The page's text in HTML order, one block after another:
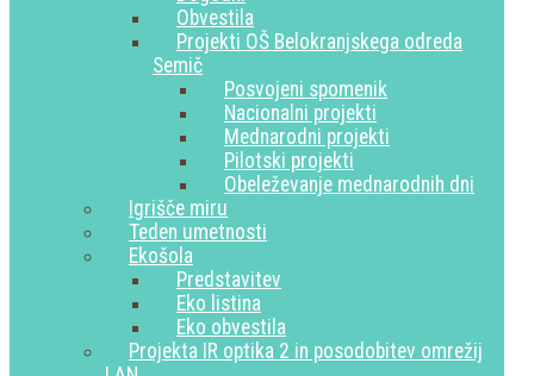
Obvestila
Projekti OŠ Belokranjskega odreda
Semič
Posvojeni spomenik
Nacionalni projekti
Mednarodni projekti
Pilotski projekti
Obeleževanje mednarodnih dni
Igrišče miru
Teden umetnosti
Ekošola
Predstavitev
Eko listina
Eko obvestila
Projekta IR optika 2 in posodobitev omrežij